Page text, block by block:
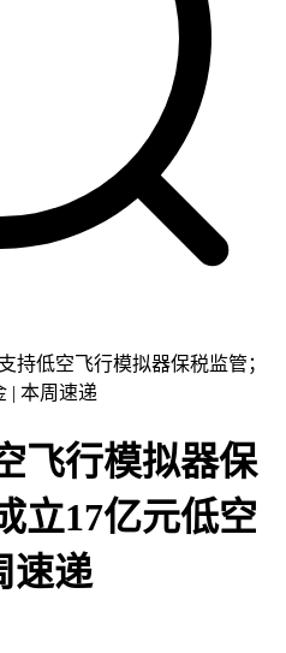
持低空飞行模拟器保税监管；
| 本周速递
飞行模拟器保
立17亿元低空
速递